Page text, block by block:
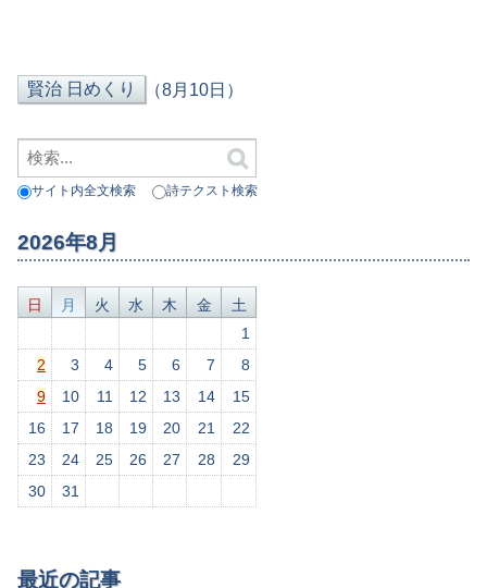
（8月10日）
サイト内全文検索 詩テクスト検索
2026年8月
日 月 火 水 木 金
土
1
2
3 4 5 6 7
8
9
10 11 12 13 14
15
16
17 18 19 20 21
22
23
24 25 26 27 28
29
30
31
最近の記事